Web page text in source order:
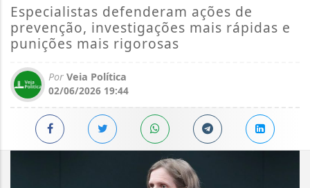
Especialistas defenderam ações de
prevenção, investigações mais rápidas e
punições mais rigorosas
Por Veia Política
02/06/2026 19:44